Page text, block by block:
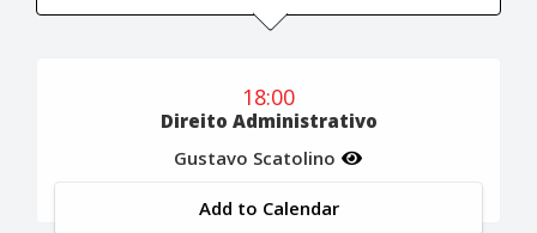
18:00
Direito Administrativo
Gustavo Scatolino
Add to Calendar